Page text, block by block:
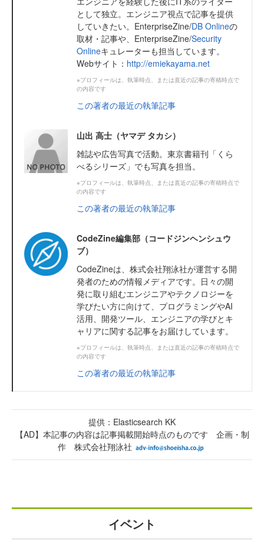
として独立。エンジニア視点で記事を提供
していきたい。EnterpriseZine/DB Onlineの
取材・記事や、EnterpriseZine/Security
Onlineキュレーターも担当しています。
Webサイト： http://emiekayama.net
※プロフィールは、執筆時点、または直近の記事の寄稿時点で
の内容です
この著者の最近の執筆記事
山出 高士（ヤマデ タカシ）
雑誌や広告写真で活動。東京書籍刊「くら
べるシリーズ」でも写真を担当。
※プロフィールは、執筆時点、または直近の記事の寄稿時点で
の内容です
この著者の最近の執筆記事
CodeZine編集部（コードジンヘンシュウ
ブ）
CodeZineは、株式会社翔泳社が運営する開
発者のための情報メディアです。日々の開
発に取り組むエンジニアやテクノロジーを
学びたい方に向けて、プログラミングやAI
活用、開発ツール、エンジニアの学びとキ
ャリアに関する記事をお届けしています。
※プロフィールは、執筆時点、または直近の記事の寄稿時点で
の内容です
この著者の最近の執筆記事
提供：Elasticsearch KK
【AD】本記事の内容は記事掲載開始時点のものです 企画・制
作 株式会社翔泳社
イベント